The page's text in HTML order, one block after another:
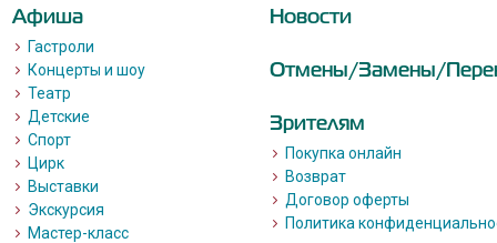
Афиша
Гастроли
Концерты и шоу
Театр
Детские
Спорт
Цирк
Выставки
Экскурсия
Мастер-класс
Новости
Отмены/Замены/
Зрителям
Покупка онлайн
Возврат
Договор оферты
Политика